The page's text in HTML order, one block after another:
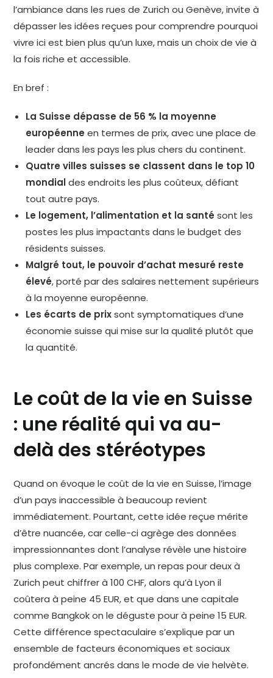
l’ambiance dans les rues de Zurich ou Genève, invite à
dépasser les idées reçues pour comprendre pourquoi
vivre ici est bien plus qu’un luxe, mais un choix de vie à
la fois riche et accessible.
En bref :
La Suisse dépasse de 56 % la moyenne
européenne en termes de prix, avec une place de
leader dans les pays les plus chers du continent.
Quatre villes suisses se classent dans le top 10
mondialdes endroits les plus coûteux, défiant
tout autre pays.
Le logement, l’alimentation et la santé sont les
postes les plus impactants dans le budget des
résidents suisses.
Malgré tout, le pouvoir d’achat mesuré reste
élevé, porté par des salaires nettement supérieurs
à la moyenne européenne.
Les écarts de prixsont symptomatiques d’une
économie suisse qui mise sur la qualité plutôt que
la quantité.
Le coût de la vie en Suisse
: une réalité qui va au-
delà des stéréotypes
Quand on évoque le coût de la vie en Suisse, l’image
d’un pays inaccessible à beaucoup revient
immédiatement. Pourtant, cette idée reçue mérite
d’être nuancée, car celle-ci agrège des données
impressionnantes dont l’analyse révèle une histoire
plus complexe. Par exemple, un repas pour deux à
Zurich peut chiffrer à 100 CHF, alors qu’à Lyon il
coûtera à peine 45 EUR, et que dans une capitale
comme Bangkok on le déguste pour à peine 15 EUR.
Cette différence spectaculaire s’explique par un
ensemble de facteurs économiques et sociaux
profondément ancrés dans le mode de vie helvète.